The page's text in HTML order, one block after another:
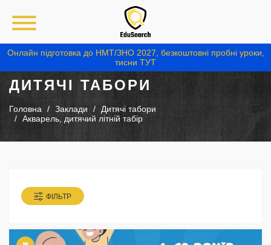
Онлайн підготовка до НМТ/ЗНО 2027, безкоштовні пробні уроки,
тисни ТУТ
ДИТЯЧІ ТАБОРИ
Головна Заклади
Дитячі табори
Акварель, дитячий літній табір
ФІЛЬТР